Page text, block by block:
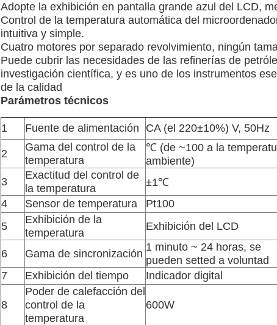
Adopte la exhibición en pantalla grande azul del LCD,
Control de la temperatura automática del
intuitiva y simple.
Cuatro motores por separado revolvimiento, ningún
Puede cubrir las necesidades de las refinerías de
investigación científica, y es uno de los instrumentos
de la calidad
Parámetros técnicos
1 Fuente de alimentación CA (el 220±10%) V, 50Hz
2
Gama del control de la
temperatura
℃ (de ~100 a la
ambiente)
3
Exactitud del control de
la temperatura
±1℃
4
Sensor de temperatura
Pt100
5
Exhibición de la
temperatura
Exhibición del LCD
6 Gama de sincronización
1 minuto ~ 24 horas, se
pueden setted a voluntad
7
Exhibición del tiempo Indicador digital
8
Poder de calefacción del
control de la
temperatura
600W